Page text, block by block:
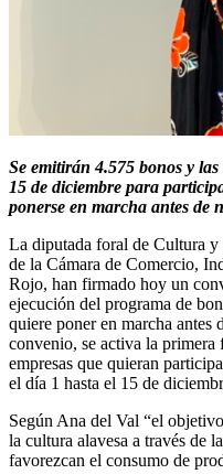
Se emitirán 4.575 bonos y
15 de diciembre para
ponerse en marcha antes de
La diputada foral de Cultura
de la Cámara de Comercio,
Rojo, han firmado hoy un
ejecución del programa de
quiere poner en marcha antes
convenio, se activa la primera
empresas que quieran
el día 1 hasta el 15 de
Según Ana del Val “el
la cultura alavesa a través de
favorezcan el consumo de